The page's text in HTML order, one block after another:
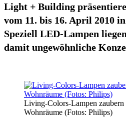
Light + Building
vom 11. bis 16. April 2010
Speziell LED-Lampen
damit ungewöhnliche
Living-Colors-Lampen zaubern
Wohnräume (Fotos: Philips)